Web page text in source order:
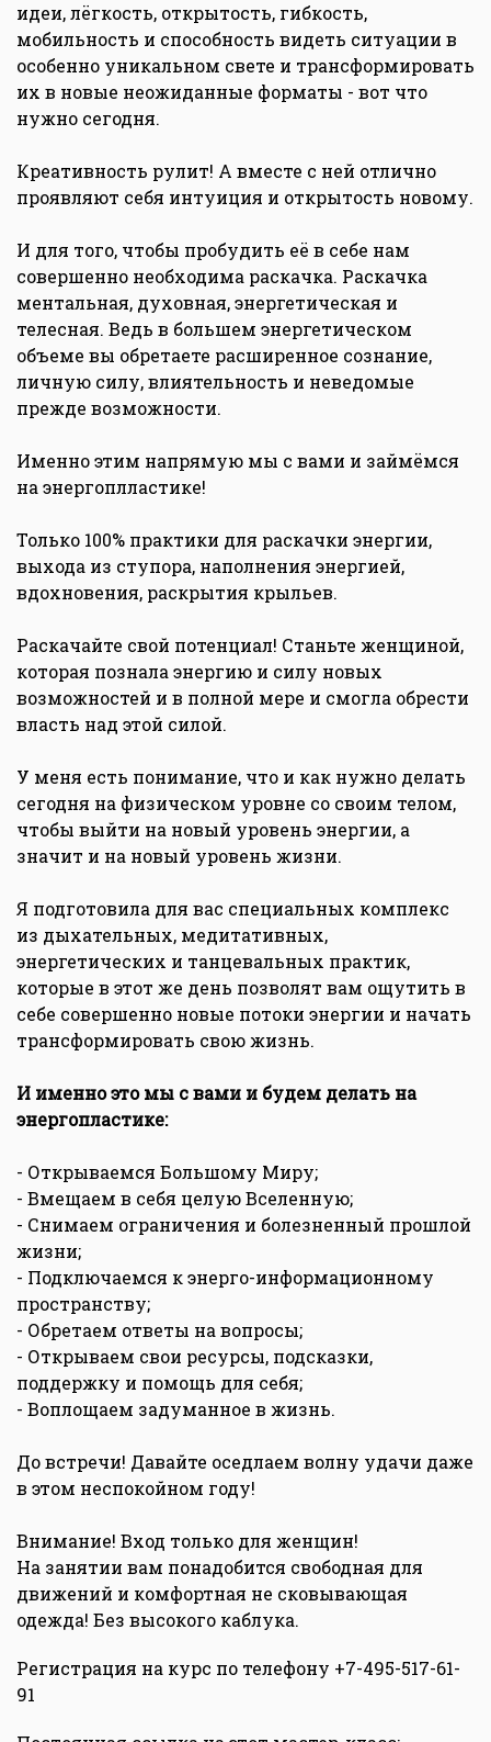
идеи, лёгкость, открытость, гибкость,
мобильность и способность видеть ситуации в
особенно уникальном свете и трансформировать
их в новые неожиданные форматы - вот что
нужно сегодня.
Креативность рулит! А вместе с ней отлично
проявляют себя интуиция и открытость новому.
И для того, чтобы пробудить её в себе нам
совершенно необходима раскачка. Раскачка
ментальная, духовная, энергетическая и
телесная. Ведь в большем энергетическом
объеме вы обретаете расширенное сознание,
личную силу, влиятельность и неведомые
прежде возможности.
Именно этим напрямую мы с вами и займёмся
на энергоплластике!
Только 100% практики для раскачки энергии,
выхода из ступора, наполнения энергией,
вдохновения, раскрытия крыльев.
Раскачайте свой потенциал! Станьте женщиной,
которая познала энергию и силу новых
возможностей и в полной мере и смогла обрести
власть над этой силой.
У меня есть понимание, что и как нужно делать
сегодня на физическом уровне со своим телом,
чтобы выйти на новый уровень энергии, а
значит и на новый уровень жизни.
Я подготовила для вас специальных комплекс
из дыхательных, медитативных,
энергетических и танцевальных практик,
которые в этот же день позволят вам ощутить в
себе совершенно новые потоки энергии и начать
трансформировать свою жизнь.
И именно это мы с вами и будем делать на
энергопластике:
- Открываемся Большому Миру;
- Вмещаем в себя целую Вселенную;
- Снимаем ограничения и болезненный прошлой
жизни;
- Подключаемся к энерго-информационному
пространству;
- Обретаем ответы на вопросы;
- Открываем свои ресурсы, подсказки,
поддержку и помощь для себя;
- Воплощаем задуманное в жизнь.
До встречи! Давайте оседлаем волну удачи даже
в этом неспокойном году!
Внимание! Вход только для женщин!
На занятии вам понадобится свободная для
движений и комфортная не сковывающая
одежда! Без высокого каблука.
Регистрация на курс по телефону +7-495-517-61-
91